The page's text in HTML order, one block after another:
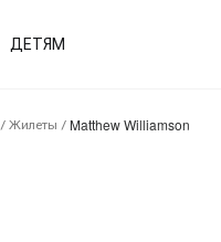
ДЕТЯМ
/ Жилеты / Matthew Williamson